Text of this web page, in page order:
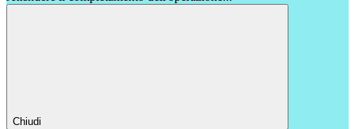
Chiudi